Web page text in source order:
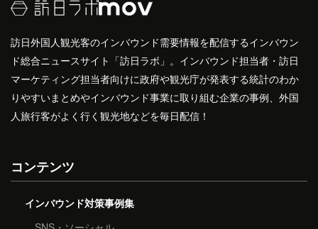
訪日外国人観光客のインバウンド需要情報を配信するインバウン
ド総合ニュースサイト「訪日ラボ」。インバウンド担当者・訪日
マーケティング担当者向けに政府や観光庁が発表する統計のわか
りやすいまとめやインバウンド事業に取り組む企業の事例、外国
人旅行客がよく行く観光地などを毎日配信！
コンテンツ
インバウンド対策事例集